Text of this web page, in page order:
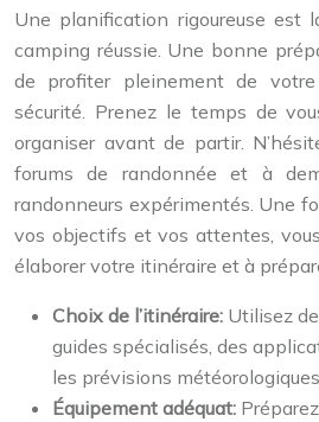
Une planification rigoureuse est
camping réussie. Une bonne
de profiter pleinement de
sécurité. Prenez le temps de
organiser avant de partir.
forums de randonnée et à
randonneurs expérimentés. Une
vos objectifs et vos attentes,
élaborer votre itinéraire et à
Choix de l’itinéraire: Utilisez
guides spécialisés, des
les prévisions
Équipement adéquat: